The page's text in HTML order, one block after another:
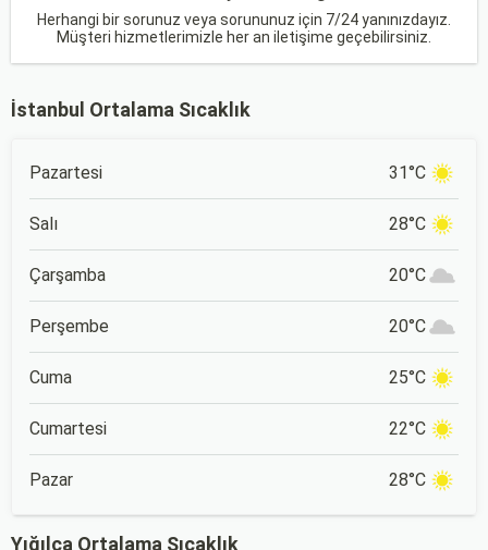
Herhangi bir sorunuz veya sorununuz için 7/24 yanınızdayız.
Müşteri hizmetlerimizle her an iletişime geçebilirsiniz.
İstanbul Ortalama Sıcaklık
Pazartesi 31°C
Salı 28°C
Çarşamba 20°C
Perşembe 20°C
Cuma 25°C
Cumartesi 22°C
Pazar 28°C
Yığılca Ortalama Sıcaklık